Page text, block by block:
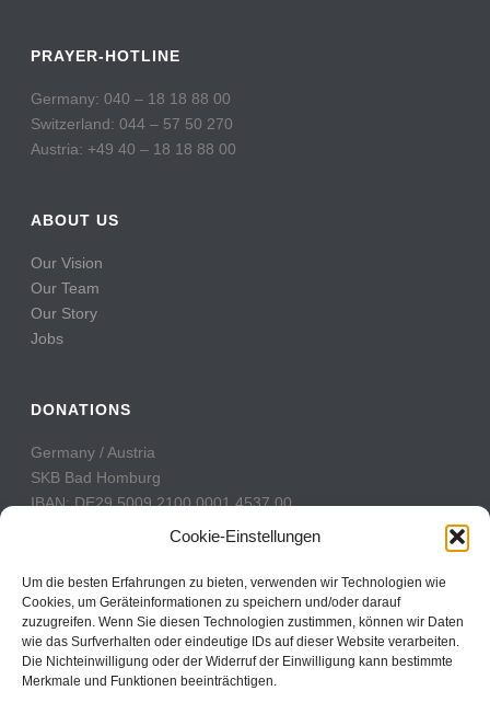
Cookie-Einstellungen
Um die besten Erfahrungen zu bieten, verwenden wir Technologien wie
Cookies, um Geräteinformationen zu speichern und/oder darauf
zuzugreifen. Wenn Sie diesen Technologien zustimmen, können wir Daten
wie das Surfverhalten oder eindeutige IDs auf dieser Website verarbeiten.
Die Nichteinwilligung oder der Widerruf der Einwilligung kann bestimmte
Merkmale und Funktionen beeinträchtigen.
PRAYER-HOTLINE
Germany: 040 – 18 18 88 00
Switzerland: 044 – 57 50 270
Austria: +49 40 – 18 18 88 00
ABOUT US
Our Vision
Our Team
Our Story
Jobs
DONATIONS
Germany / Austria
SKB Bad Homburg
IBAN: DE29 5009 2100 0001 4537 00
BIC: GENODE51BH2
Switzerland
PostFinance
Konto: 60-742493-7
IBAN: CH31 0900 0000 6074 2493 7
BIC: POFICHBEXXX